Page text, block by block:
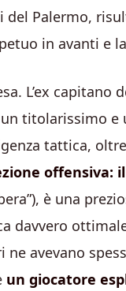
Palermo,
in avanti e
L’ex capitano
titolarissimo e
tattica,
offensiva:
è una
davvero
avevano
un giocatore